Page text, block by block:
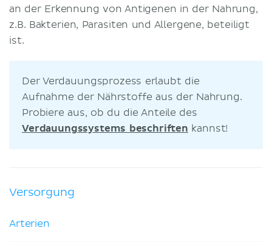
an der Erkennung von Antigenen in der Nahrung,
z.B. Bakterien, Parasiten und Allergene, beteiligt
ist.
Der Verdauungsprozess erlaubt die
Aufnahme der Nährstoffe aus der Nahrung.
Probiere aus, ob du die Anteile des
Verdauungssystems beschriften kannst!
Versorgung
Arterien